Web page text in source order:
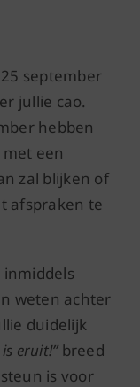
september
jullie cao.
hebben
een
zal blijken of
afspraken te
weten achter
duidelijk
is eruit!”breed
is voor